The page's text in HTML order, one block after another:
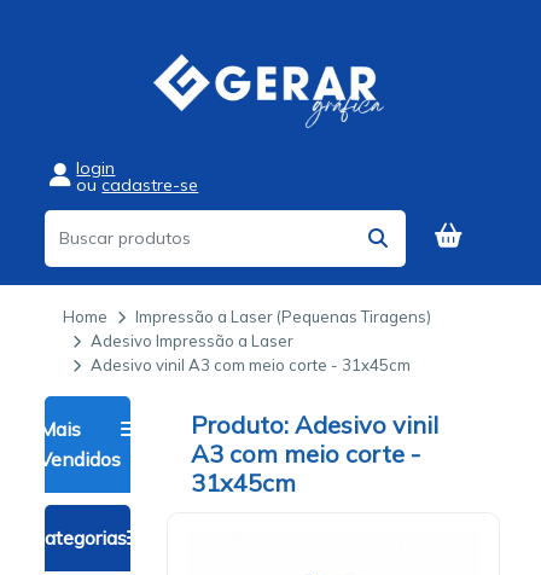
login
oucadastre-se
Home
Impressão a Laser (Pequenas Tiragens)
Adesivo Impressão a Laser
Adesivo vinil A3 com meio corte - 31x45cm
Mais
Vendidos
Categorias
Adesivo vinil
A3 com meio corte -
31x45cm